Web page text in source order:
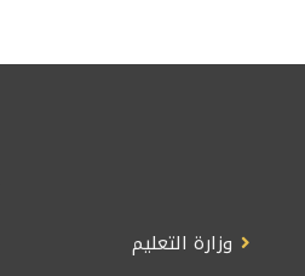
وزارة التعليم